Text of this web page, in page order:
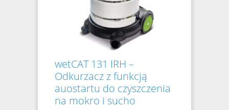
wetCAT 131 IRH –
Odkurzacz z funkcją
auostartu do czyszczenia
na mokro i sucho